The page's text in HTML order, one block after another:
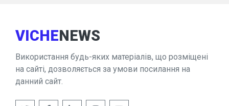
VICHENEWS
Використання будь-яких матеріалів, що розміщені
на сайті, дозволяється за умови посилання на
данний сайт.